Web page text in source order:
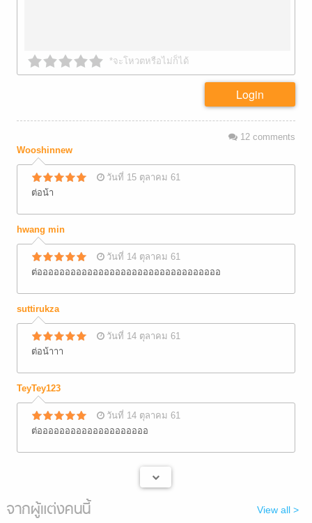
*จะโหวตหรือไม่ก็ได้
Login
12comments
Wooshinnew
วันที่ 15 ตุลาคม 61
ต่อน้า
hwang min
วันที่ 14 ตุลาคม 61
ต่อออออออออออออออออออออออออออออออออ
suttirukza
วันที่ 14 ตุลาคม 61
ต่อน้าาา
TeyTey123
วันที่ 14 ตุลาคม 61
ต่ออออออออออออออออออออ
จากผู้แต่งคนนี้ View all >